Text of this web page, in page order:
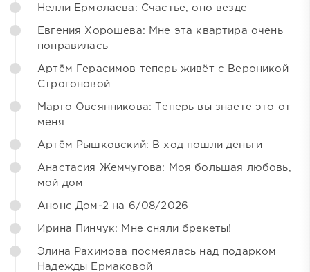
Нелли Ермолаева: Счастье, оно везде
Евгения Хорошева: Мне эта квартира очень
понравилась
Артём Герасимов теперь живёт с Вероникой
Строгоновой
Марго Овсянникова: Теперь вы знаете это от
меня
Артём Рышковский: В ход пошли деньги
Анастасия Жемчугова: Моя большая любовь,
мой дом
Анонс Дом-2 на 6/08/2026
Ирина Пинчук: Мне сняли брекеты!
Элина Рахимова посмеялась над подарком
Надежды Ермаковой